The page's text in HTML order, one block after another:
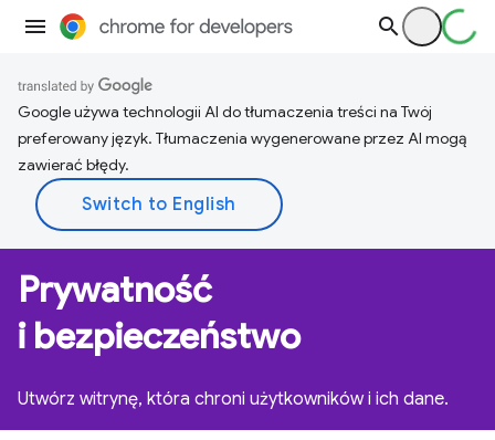
Google używa technologii AI do tłumaczenia treści na Twój
preferowany język. Tłumaczenia wygenerowane przez AI mogą
zawierać błędy.
Prywatność
i bezpieczeństwo
Utwórz witrynę, która chroni użytkowników i ich dane.